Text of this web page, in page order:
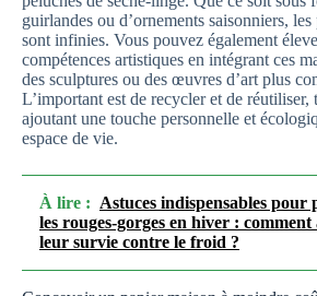
guirlandes ou d’ornements saisonniers,
sont infinies. Vous pouvez également
compétences artistiques en intégrant ces
des sculptures ou des œuvres d’art plus
L’important est de recycler et de réutiliser,
ajoutant une touche personnelle et
espace de vie.
À lire : Astuces indispensables pour
les rouges-gorges en hiver : comment
leur survie contre le froid ?